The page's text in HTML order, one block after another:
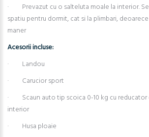
· Prevazut cu o salteluta moale la interior.
spatiu pentru dormit, cat si la plimbari,
maner
Acesorii incluse:
· Landou
· Carucior sport
· Scaun auto tip scoica 0-10 kg cu reducator
interior
· Husa ploaie